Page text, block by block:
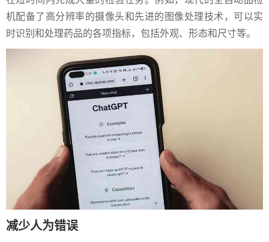
机配备了高分辨率的摄像头和先进的图像处理技术，可以实
时识别和处理药品的各项指标，包括外观、形态和尺寸等。
减少人为错误